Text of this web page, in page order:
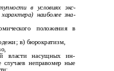
в условиях экс­
наиболее зна­
положения в
в) бюрократизм,
власти насущных ин­
случаев неправомер­ ные